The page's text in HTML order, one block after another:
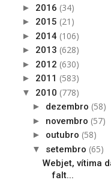
► 2016 (34)
► 2015 (21)
► 2014 (106)
► 2013 (628)
► 2012 (630)
► 2011 (583)
▼ 2010 (778)
► dezembro (58)
► novembro (57)
► outubro (58)
▼ setembro (65)
Webjet, vítima
falt...